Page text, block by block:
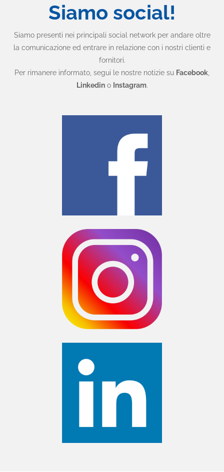
Siamo social!
Siamo presenti nei principali social network per andare oltre
la comunicazione ed entrare in relazione con i nostri clienti e
fornitori.
Per rimanere informato, segui le nostre notizie su Facebook,
Linkedino Instagram.